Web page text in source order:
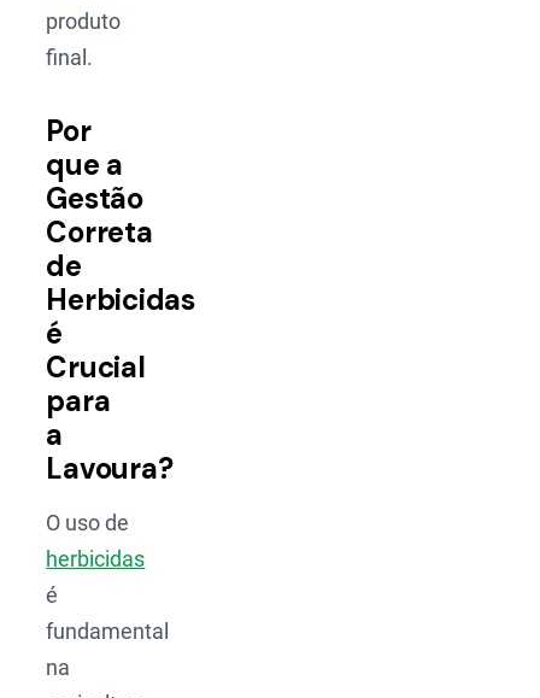
produto
final.
Por
que a
Gestão
Correta
de
Herbicidas
é
Crucial
para
a
Lavoura?
O uso de
herbicidas
é
fundamental
na